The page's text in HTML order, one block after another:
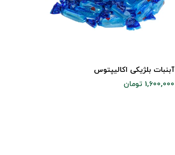
آبنبات بلژیکی اکالیپتوس
1,600,000 تومان